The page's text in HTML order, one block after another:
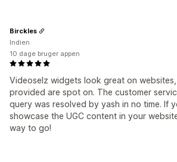
Videoselz widgets look great on
provided are spot on. The customer
query was resolved by yash in no time. If
showcase the UGC content in your
way to go!
Birckles
Indien
10 dage bruger appen